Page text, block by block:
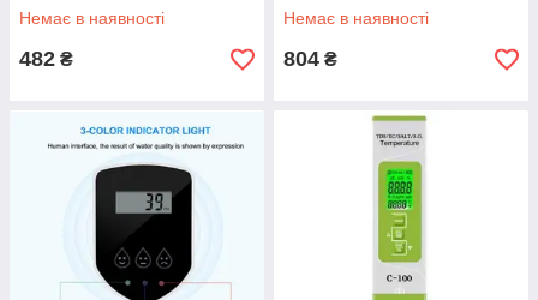
Немає в наявності
482 ₴
Немає в наявності
804 ₴